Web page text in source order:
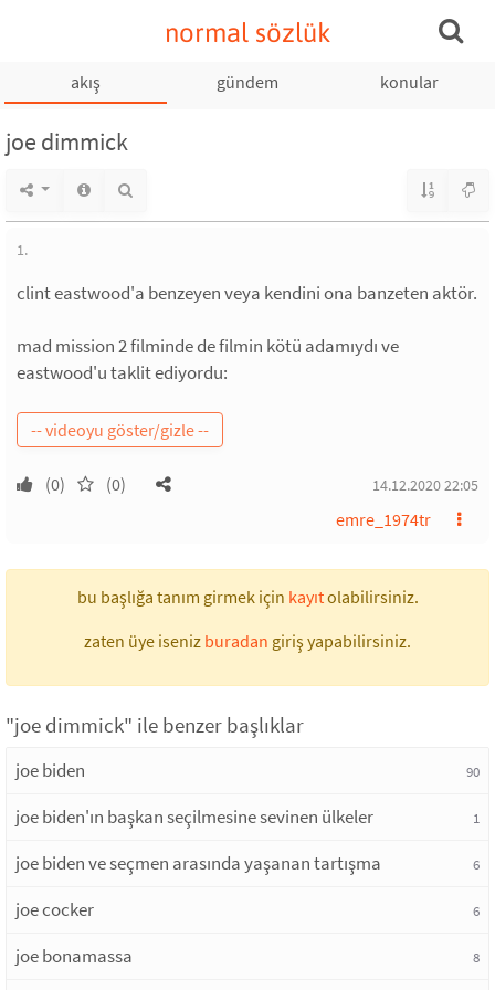
normal sözlük
akış gündem konular
joe dimmick
1.
clint eastwood'a benzeyen veya kendini ona banzeten aktör.
mad mission 2 filminde de filmin kötü adamıydı ve
eastwood'u taklit ediyordu:
(0) (0) 14.12.2020 22:05
emre_1974tr
bu başlığa tanım girmek için kayıtolabilirsiniz.
zaten üye iseniz buradan giriş yapabilirsiniz.
"joe dimmick" ile benzer başlıklar
joe biden 90
joe biden'ın başkan seçilmesine sevinen ülkeler 1
joe biden ve seçmen arasında yaşanan tartışma 6
joe cocker 6
joe bonamassa 8